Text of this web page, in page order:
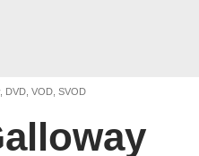
DVD, VOD, SVOD